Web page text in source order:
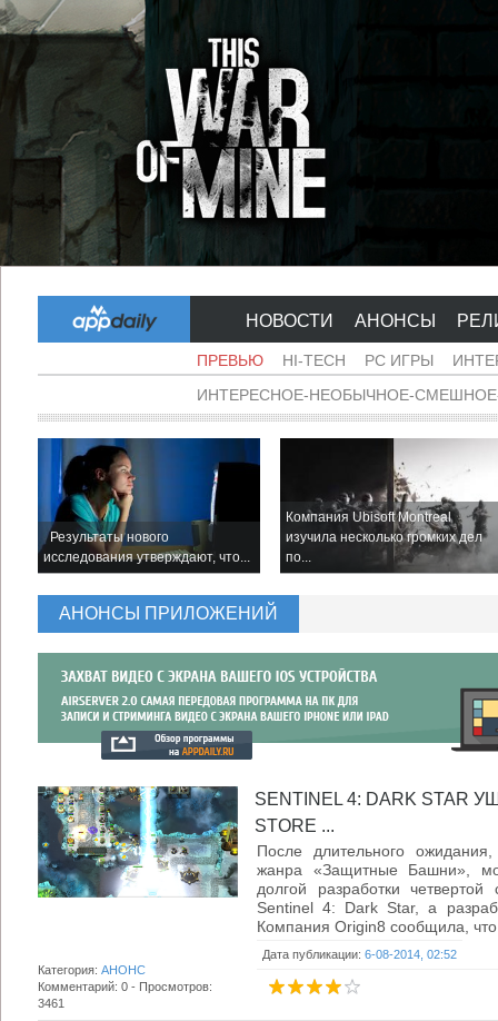
НОВОСТИ АНОНСЫ
ПРЕВЬЮ HI-TECH PC ИГРЫ
ИНТЕРЕСНОЕ-НЕОБЫЧНОЕ-
Результаты нового
исследования утверждают, что...
Компания Ubisoft Montreal
изучила несколько громких дел
по...
АНОНСЫ ПРИЛОЖЕНИЙ
SENTINEL 4: DARK
STORE ...
После длительного
жанра «Защитные Башни»,
долгой разработки
Sentinel 4: Dark Star, а
Компания Origin8 сообщила,
Дата публикации: 6-08-2014, 02:52
Категория: АНОНС
Комментарий: 0 - Просмотров:
3461